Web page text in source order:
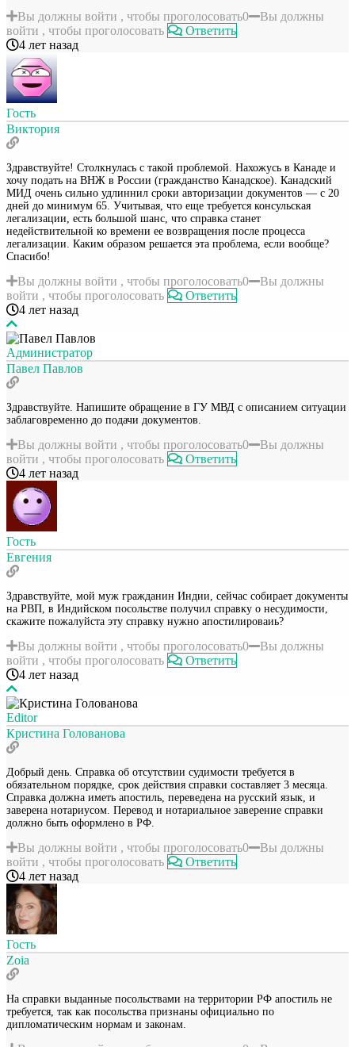
Вы должны войти , чтобы проголосовать0
Вы должны
войти , чтобы проголосовать
Ответить
4 лет назад
Гость
Виктория
Здравствуйте! Столкнулась с такой проблемой. Нахожусь в Канаде и
хочу подать на ВНЖ в России (гражданство Канадское). Канадский
МИД очень сильно удлиннил сроки авторизации документов — с 20
дней до минимум 65. Учитывая, что еще требуется консульская
легализации, есть большой шанс, что справка станет
недействительной ко времени ее возвращения после процесса
легализации. Каким образом решается эта проблема, если вообще?
Спасибо!
Вы должны войти , чтобы проголосовать0
Вы должны
войти , чтобы проголосовать
Ответить
4 лет назад
Администратор
Павел Павлов
Здравствуйте. Напишите обращение в ГУ МВД с описанием ситуации
заблаговременно до подачи документов.
Вы должны войти , чтобы проголосовать0
Вы должны
войти , чтобы проголосовать
Ответить
4 лет назад
Гость
Евгения
Здравствуйте, мой муж гражданин Индии, сейчас собирает документы
на РВП, в Индийском посольстве получил справку о несудимости,
скажите пожалуйста эту справку нужно апостилироваиь?
Вы должны войти , чтобы проголосовать0
Вы должны
войти , чтобы проголосовать
Ответить
4 лет назад
Editor
Кристина Голованова
Добрый день. Справка об отсутствии судимости требуется в
обязательном порядке, срок действия справки составляет 3 месяца.
Справка должна иметь апостиль, переведена на русский язык, и
заверена нотариусом. Перевод и нотариальное заверение справки
должно быть оформлено в РФ.
Вы должны войти , чтобы проголосовать0
Вы должны
войти , чтобы проголосовать
Ответить
4 лет назад
Гость
Zoia
На справки выданные посольствами на территории РФ апостиль не
требуется, так как посольства признаны официально по
дипломатическим нормам и законам.